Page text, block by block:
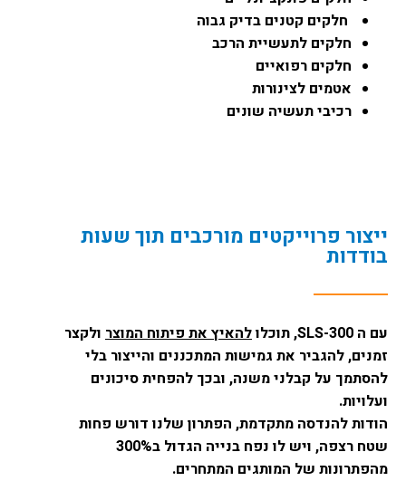
חלקים קטנים בדיק גבוה
חלקים לתעשיית הרכב
חלקים רפואיים
אטמים לצינורות
רכיבי תעשיה שונים
ייצור פרוייקטים מורכבים תוך שעות
בודדות
עם ה SLS-300, תוכלו להאיץ את פיתוח המוצר ולקצר
זמנים, להגביר את גמישות המתכננים והייצור בלי
להסתמך על קבלני משנה, ובכך להפחית סיכונים
ועלויות.
הודות להנדסה מתקדמת, הפתרון שלנו דורש פחות
שטח רצפה, ויש לו נפח בנייה הגדול ב300%
מהפתרונות של המותגים המתחרים.